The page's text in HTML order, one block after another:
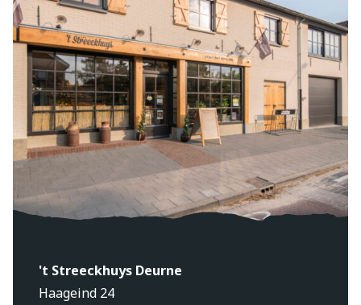
't Streeckhuys Deurne
Haageind 24